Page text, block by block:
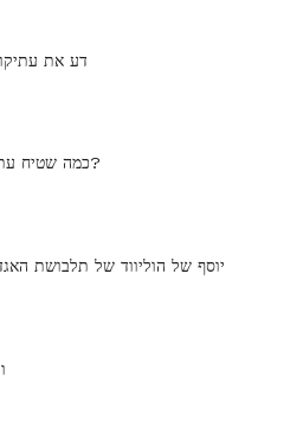
דע את
כמה שטיח עתיק שלי שווה?
יוסף של הוליווד של תלבושת